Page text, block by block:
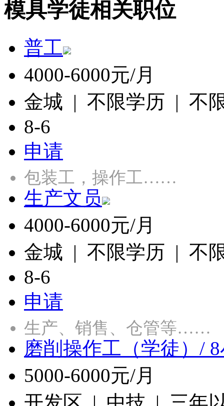
模具学徒相关职位
普工
4000-6000元/月
金城 | 不限学历 | 不
8-6
申请
包装工，操作工……
生产文员
4000-6000元/月
金城 | 不限学历 | 不
8-6
申请
生产、销售、仓管等……
磨削操作工（学徒）/
5000-6000元/月